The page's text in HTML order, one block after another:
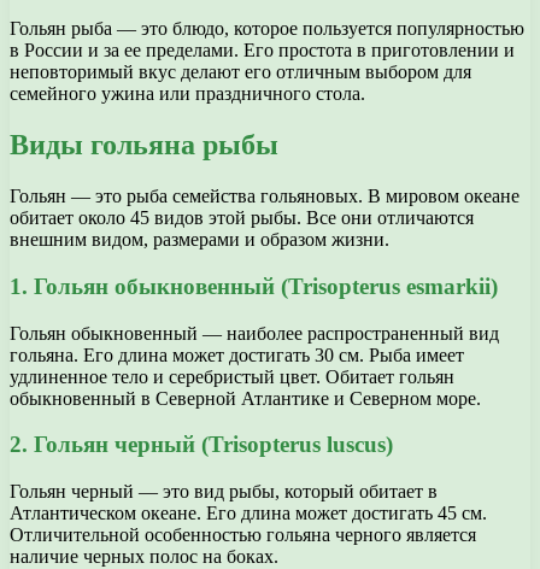
Гольян рыба — это блюдо, которое пользуется популярностью
в России и за ее пределами. Его простота в приготовлении и
неповторимый вкус делают его отличным выбором для
семейного ужина или праздничного стола.
Виды гольяна рыбы
Гольян — это рыба семейства гольяновых. В мировом океане
обитает около 45 видов этой рыбы. Все они отличаются
внешним видом, размерами и образом жизни.
1. Гольян обыкновенный (Trisopterus esmarkii)
Гольян обыкновенный — наиболее распространенный вид
гольяна. Его длина может достигать 30 см. Рыба имеет
удлиненное тело и серебристый цвет. Обитает гольян
обыкновенный в Северной Атлантике и Северном море.
2. Гольян черный (Trisopterus luscus)
Гольян черный — это вид рыбы, который обитает в
Атлантическом океане. Его длина может достигать 45 см.
Отличительной особенностью гольяна черного является
наличие черных полос на боках.